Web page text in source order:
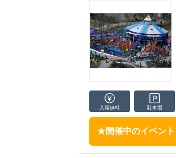
入場無料 駐車場
開催中のイベント